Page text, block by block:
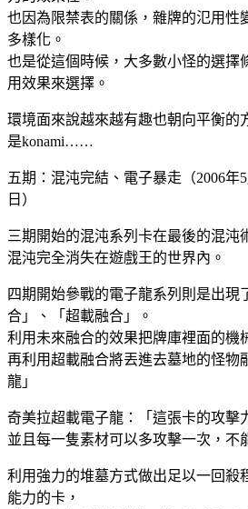
也因為限禁表的關係，雜牌的氾用性
多樣化。
也是從這個時候，大多數小怪的選擇
用效果來選擇。
環境面來說越來越有趣也朝向平衡的
是konami……
五期：混沌完結、電子暴走（2006年
日）
三期開始的混沌系列卡在最後的混沌
混沌完全消失在遊戲王的世界內。
四期開始參戰的電子龍系列則是出現
合」、「超載融合」。
利用未來融合的效果把牌庫裡面的機
再利用超載融合將丟進去墓地的怪物
龍」
奇美拉超載電子龍：「這張卡的攻擊
並且每一隻素材可以多攻擊一次，不
利用強力的堆墓方式做出足以一回殺
能力的卡，